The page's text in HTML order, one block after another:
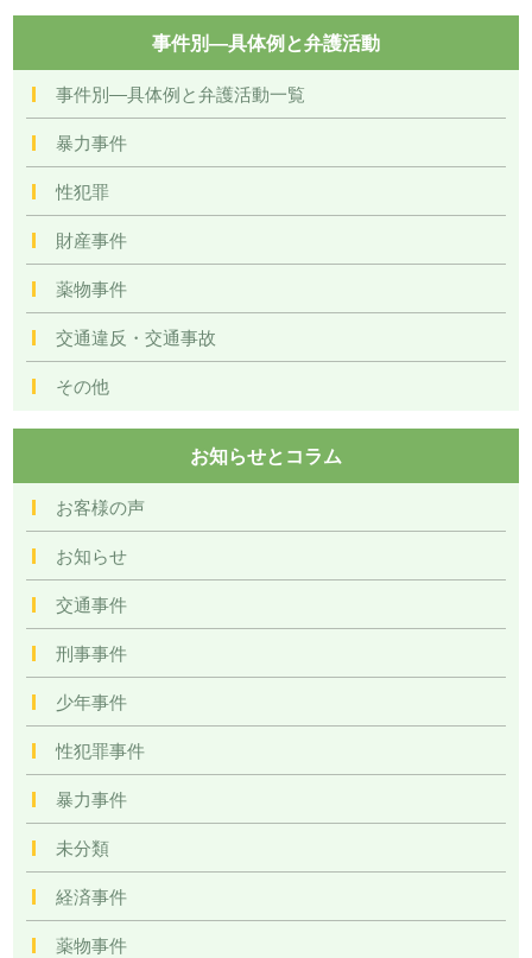
事件別―具体例と弁護活動
事件別―具体例と弁護活動一覧
暴力事件
性犯罪
財産事件
薬物事件
交通違反・交通事故
その他
お知らせとコラム
お客様の声
お知らせ
交通事件
刑事事件
少年事件
性犯罪事件
暴力事件
未分類
経済事件
薬物事件